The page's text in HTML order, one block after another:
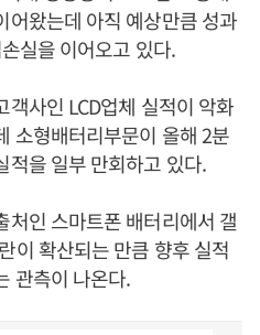
어왔는데 아직 예상만큼 성과
실을 이어오고 있다.
사인 LCD업체 실적이 악화
소형배터리부문이 올해 2분
적을 일부 만회하고 있다.
인 스마트폰 배터리에서 갤
이 확산되는 만큼 향후 실적
관측이 나온다.